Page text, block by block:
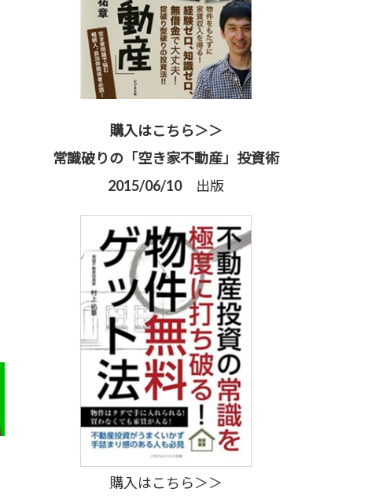
購入はこちら＞＞
常識破りの「空き家不動産」投資術
2015/06/10 出版
購入はこちら＞＞